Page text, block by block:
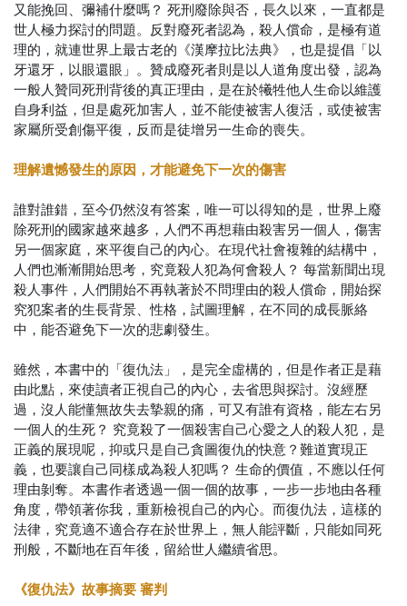
又能挽回、彌補什麼嗎？ 死刑廢除與否，長久以來，一直都是
世人極力探討的問題。反對廢死者認為，殺人償命，是極有道
理的，就連世界上最古老的《漢摩拉比法典》，也是提倡「以
牙還牙，以眼還眼」。贊成廢死者則是以人道角度出發，認為
一般人贊同死刑背後的真正理由，是在於犧牲他人生命以維護
自身利益，但是處死加害人，並不能使被害人復活，或使被害
家屬所受創傷平復，反而是徒增另一生命的喪失。
理解遺憾發生的原因，才能避免下一次的傷害
誰對誰錯，至今仍然沒有答案，唯一可以得知的是，世界上廢
除死刑的國家越來越多，人們不再想藉由殺害另一個人，傷害
另一個家庭，來平復自己的內心。在現代社會複雜的結構中，
人們也漸漸開始思考，究竟殺人犯為何會殺人？ 每當新聞出現
殺人事件，人們開始不再執著於不問理由的殺人償命，開始探
究犯案者的生長背景、性格，試圖理解，在不同的成長脈絡
中，能否避免下一次的悲劇發生。
雖然，本書中的「復仇法」，是完全虛構的，但是作者正是藉
由此點，來使讀者正視自己的內心，去省思與探討。沒經歷
過，沒人能懂無故失去摯親的痛，可又有誰有資格，能左右另
一個人的生死？ 究竟殺了一個殺害自己心愛之人的殺人犯，是
正義的展現呢，抑或只是自己貪圖復仇的快意？難道實現正
義，也要讓自己同樣成為殺人犯嗎？ 生命的價值，不應以任何
理由剝奪。本書作者透過一個一個的故事，一步一步地由各種
角度，帶領著你我，重新檢視自己的內心。而復仇法，這樣的
法律，究竟適不適合存在於世界上，無人能評斷，只能如同死
刑般，不斷地在百年後，留給世人繼續省思。
《復仇法》故事摘要 審判